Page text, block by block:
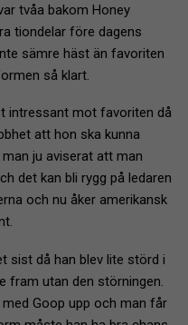
tvåa bakom Honey
tiondelar före dagens
sämre häst än favoriten
så klart.
intressant mot favoriten då
att hon ska kunna
ju aviserat att man
det kan bli rygg på ledaren
och nu åker amerikansk
sist då han blev lite störd i
fram utan den störningen.
Goop upp och man får